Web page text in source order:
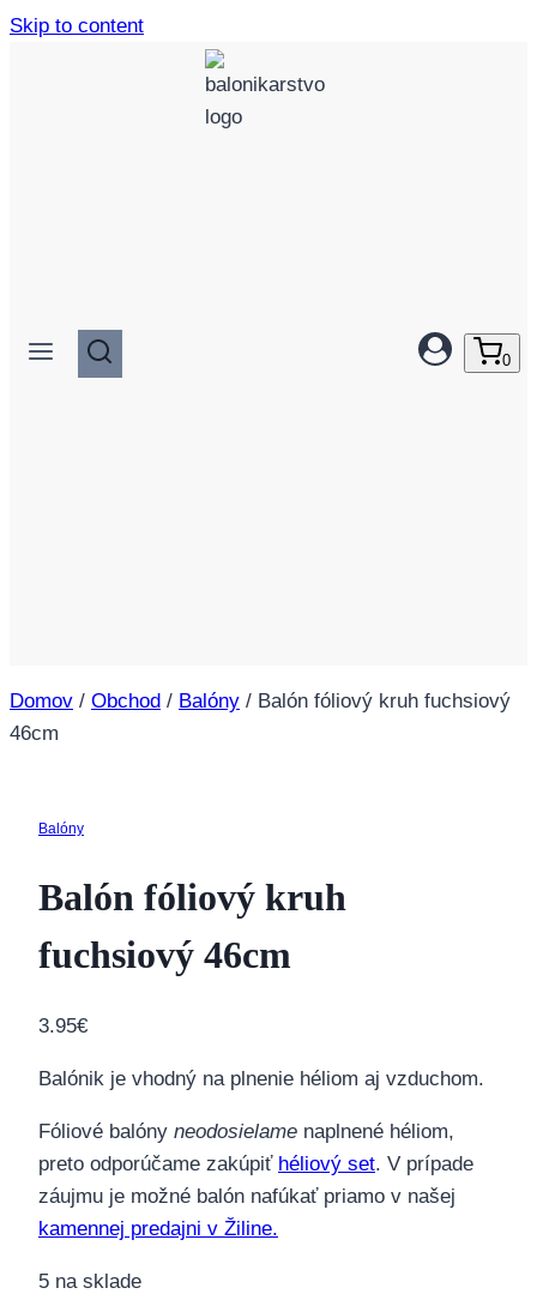
Skip to content
0
Domov / Obchod / Balóny / Balón fóliový kruh fuchsiový
46cm
Balóny
Balón fóliový kruh
fuchsiový 46cm
3.95€
Balónik je vhodný na plnenie héliom aj vzduchom.
Fóliové balóny neodosielame naplnené héliom,
preto odporúčame zakúpiť héliový set. V prípade
záujmu je možné balón nafúkať priamo v našej
kamennej predajni v Žiline.
5 na sklade